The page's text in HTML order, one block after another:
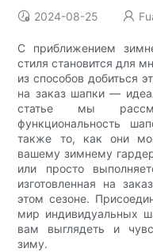
2024-08-25
С приближением
стиля становится для
из способов добиться
на заказ шапки —
статье мы
функциональность
также то, как они
вашему зимнему
или просто
изготовленная на
этом сезоне.
мир индивидуальных
вам выглядеть и
зиму.